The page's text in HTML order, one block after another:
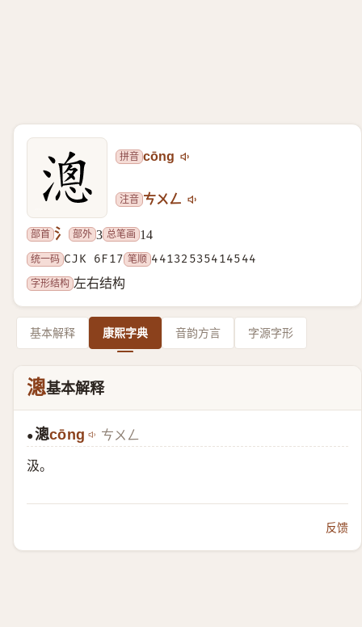
拼音 cōng
注音 ㄘㄨㄥ
部首 氵 部外 3 总笔画 14
统一码 CJK 6F17 笔顺 44132535414544
字形结构 左右结构
基本解释 康熙字典 音韵方言 字源字形
漗基本解释
●漗cōng ㄘㄨㄥ
汲。
反馈